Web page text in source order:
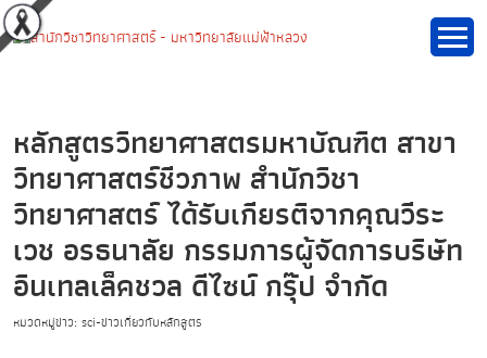
หลักสูตรวิทยาศาสตรมหาบัณฑิต สาขา
วิทยาศาสตร์ชีวภาพ สำนักวิชา
วิทยาศาสตร์ ได้รับเกียรติจากคุณวีระ
เวช อรธนาลัย กรรมการผู้จัดการบริษัท
อินเทลเล็คชวล ดีไซน์ กรุ๊ป จำกัด
หมวดหมู่ข่าว: sci-ข่าวเกี่ยวกับหลักสูตร